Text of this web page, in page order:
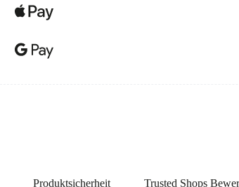
Produktsicherheit Trusted Shops